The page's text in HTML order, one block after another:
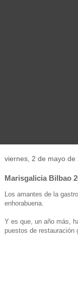
viernes, 2 de mayo de
Marisgalicia Bilbao
Los amantes de la
enhorabuena.
Y es que, un año más,
puestos de restauración